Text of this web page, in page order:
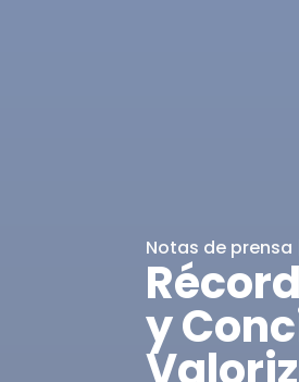
Notas de prensa
y